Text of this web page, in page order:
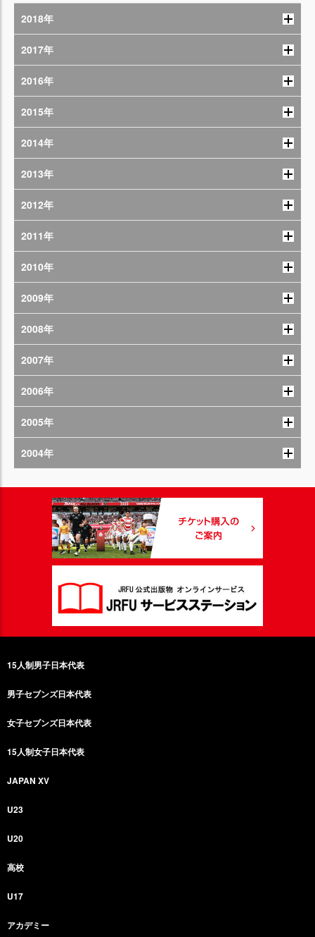
2018年
2017年
2016年
2015年
2014年
2013年
2012年
2011年
2010年
2009年
2008年
2007年
2006年
2005年
2004年
15人制男子日本代表
男子セブンズ日本代表
女子セブンズ日本代表
15人制女子日本代表
JAPAN XV
U23
U20
高校
U17
アカデミー